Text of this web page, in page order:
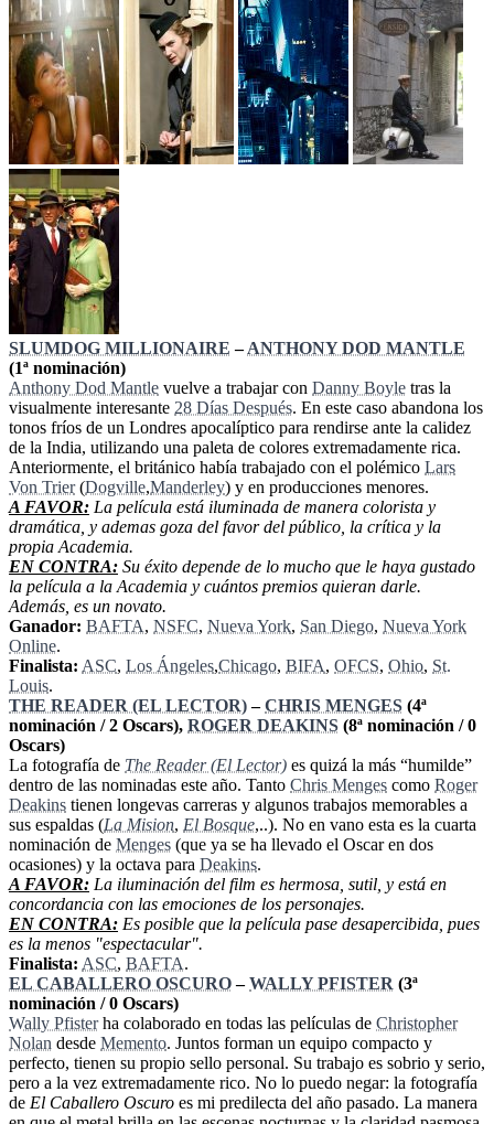
SLUMDOG MILLIONAIRE –ANTHONY DOD MANTLE
(1ª nominación)
Anthony Dod Mantle vuelve a trabajar con Danny Boyle tras la
visualmente interesante 28 Días Después. En este caso abandona los
tonos fríos de un Londres apocalíptico para rendirse ante la calidez
de la India, utilizando una paleta de colores extremadamente rica.
Anteriormente, el británico había trabajado con el polémico Lars
Von Trier(Dogville,Manderley) y en producciones menores.
A FAVOR: La película está iluminada de manera colorista y
dramática, y ademas goza del favor del público, la crítica y la
propia Academia.
EN CONTRA: Su éxito depende de lo mucho que le haya gustado
la película a la Academia y cuántos premios quieran darle.
Además, es un novato.
Ganador: BAFTA, NSFC, Nueva York, San Diego, Nueva York
Online.
Finalista: ASC, Los Ángeles,Chicago, BIFA, OFCS, Ohio, St.
Louis.
THE READER (EL LECTOR)–CHRIS MENGES (4ª
nominación / 2 Oscars), ROGER DEAKINS (8ª nominación / 0
Oscars)
La fotografía de The Reader (El Lector) es quizá la más “humilde”
dentro de las nominadas este año. Tanto Chris Menges como Roger
Deakins tienen longevas carreras y algunos trabajos memorables a
sus espaldas (La Mision, El Bosque,..). No en vano esta es la cuarta
nominación de Menges (que ya se ha llevado el Oscar en dos
ocasiones) y la octava para Deakins.
A FAVOR: La iluminación del film es hermosa, sutil, y está en
concordancia con las emociones de los personajes.
EN CONTRA: Es posible que la película pase desapercibida, pues
es la menos "espectacular".
Finalista: ASC, BAFTA.
EL CABALLERO OSCURO–WALLY PFISTER (3ª
nominación / 0 Oscars)
Wally Pfisterha colaborado en todas las películas de Christopher
Nolan desde Memento. Juntos forman un equipo compacto y
perfecto, tienen su propio sello personal. Su trabajo es sobrio y serio,
pero a la vez extremadamente rico. No lo puedo negar: la fotografía
de El Caballero Oscuro es mi predilecta del año pasado. La manera